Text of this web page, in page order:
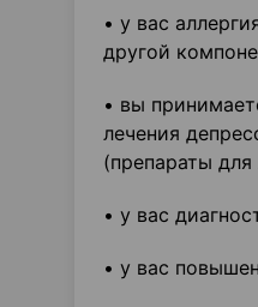
• у вас
другой
• вы
лечения
(препараты
• у вас
• у вас